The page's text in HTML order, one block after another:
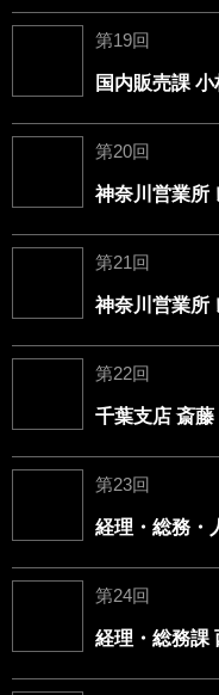
第19回
国内販売課 小
第20回
神奈川営業所
第21回
神奈川営業所
第22回
千葉支店 斎藤
第23回
経理・総務・
第24回
経理・総務課